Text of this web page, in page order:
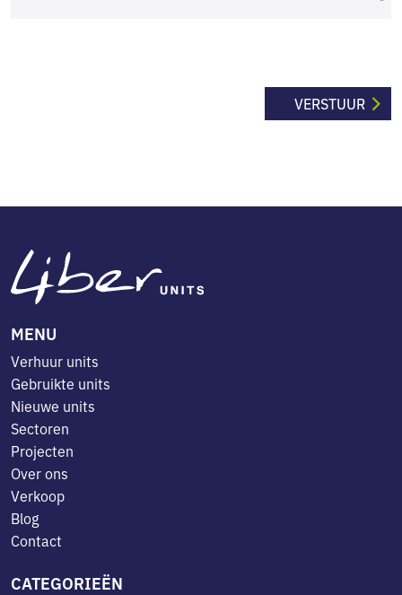
MENU
Verhuur units
Gebruikte units
Nieuwe units
Sectoren
Projecten
Over ons
Verkoop
Blog
Contact
CATEGORIEËN